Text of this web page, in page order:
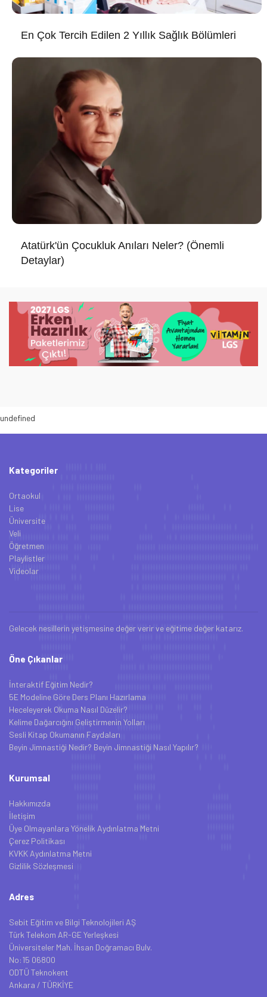
En Çok Tercih Edilen 2 Yıllık Sağlık Bölümleri
Atatürk'ün Çocukluk Anıları Neler? (Önemli
Detaylar)
undefined
Kategoriler
Ortaokul
Lise
Üniversite
Veli
Öğretmen
Playlistler
Videolar
Gelecek nesillerin yetişmesine değer verir ve eğitime değer katarız.
Öne Çıkanlar
İnteraktif Eğitim Nedir?
5E Modeline Göre Ders Planı Hazırlama
Heceleyerek Okuma Nasıl Düzelir?
Kelime Dağarcığını Geliştirmenin Yolları
Sesli Kitap Okumanın Faydaları
Beyin Jimnastiği Nedir? Beyin Jimnastiği Nasıl Yapılır?
Kurumsal
Hakkımızda
İletişim
Üye Olmayanlara Yönelik Aydınlatma Metni
Çerez Politikası
KVKK Aydınlatma Metni
Gizlilik Sözleşmesi
Adres
Sebit Eğitim ve Bilgi Teknolojileri AŞ
Türk Telekom AR-GE Yerleşkesi
Üniversiteler Mah. İhsan Doğramacı Bulv.
No:15 06800
ODTÜ Teknokent
Ankara / TÜRKİYE